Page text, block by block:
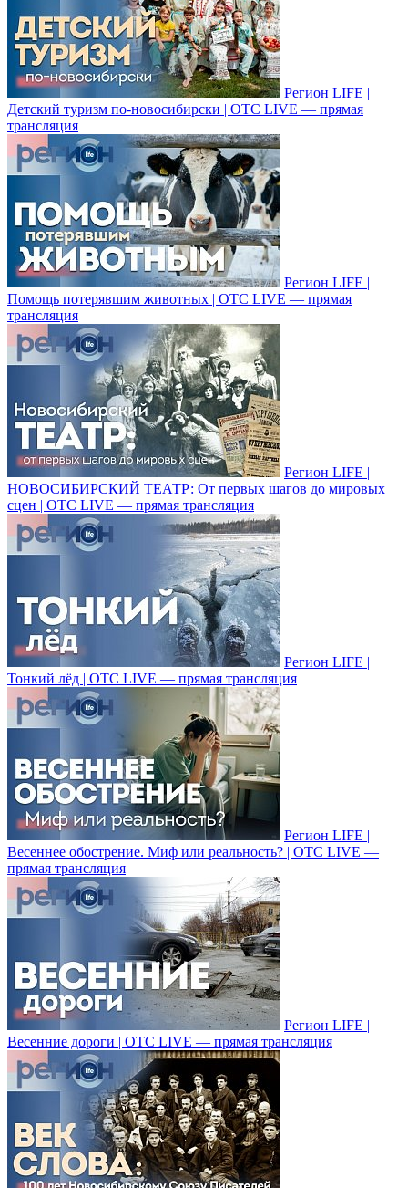
Регион LIFE |
Детский туризм по-новосибирски | ОТС LIVE — прямая
трансляция
Регион LIFE |
Помощь потерявшим животных | ОТС LIVE — прямая
трансляция
Регион LIFE |
НОВОСИБИРСКИЙ ТЕАТР: От первых шагов до мировых
сцен | ОТС LIVE — прямая трансляция
Регион LIFE |
Тонкий лёд | ОТС LIVE — прямая трансляция
Регион LIFE |
Весеннее обострение. Миф или реальность? | ОТС LIVE —
прямая трансляция
Регион LIFE |
Весенние дороги | ОТС LIVE — прямая трансляция